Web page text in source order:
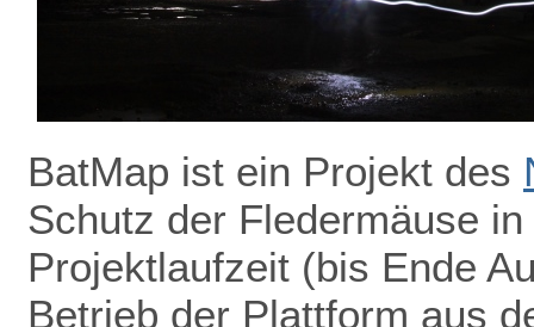
BatMap ist ein Projekt des
Schutz der Fledermäuse
Projektlaufzeit (bis Ende
Betrieb der Plattform aus